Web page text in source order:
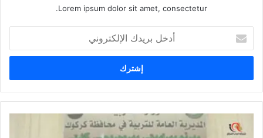
Lorem ipsum dolor sit amet, consectetur.
بريدك
الإلكتروني
صدور